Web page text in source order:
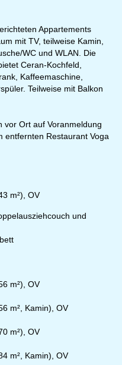
Appartements
mit TV, teilweise Kamin,
WC und WLAN. Die
Ceran-Kochfeld,
Kaffeemaschine,
Teilweise mit Balkon
vor Ort auf Voranmeldung
entfernten Restaurant Voga
m²), OV
und
m²), OV
m², Kamin), OV
m²), OV
m², Kamin), OV